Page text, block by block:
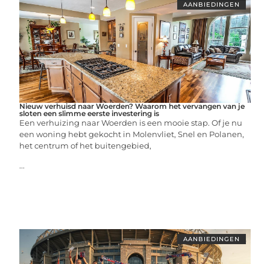
AANBIEDINGEN
Nieuw verhuisd naar Woerden? Waarom het vervangen van je
sloten een slimme eerste investering is
Een verhuizing naar Woerden is een mooie stap. Of je nu
een woning hebt gekocht in Molenvliet, Snel en Polanen,
het centrum of het buitengebied,
...
AANBIEDINGEN